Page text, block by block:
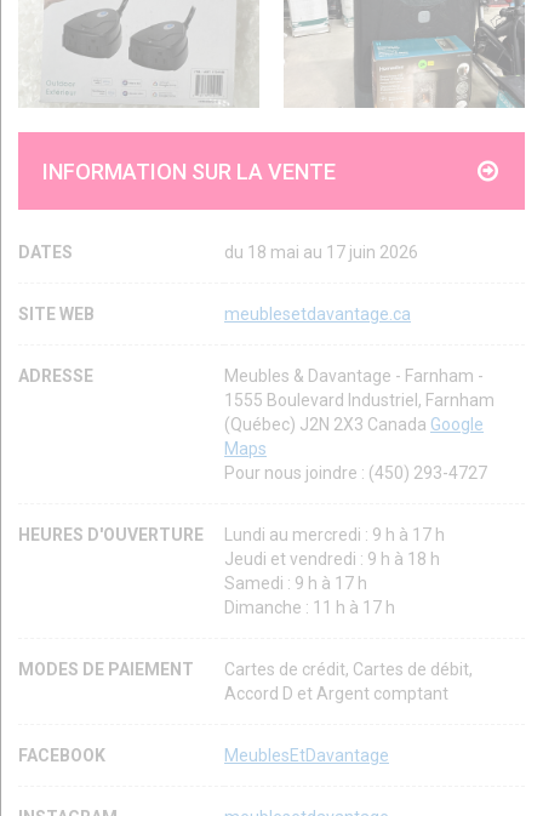
INFORMATION SUR LA VENTE
DATES du 18 mai au 17 juin 2026
SITE WEB meublesetdavantage.ca
ADRESSE
Meubles & Davantage - Farnham -
1555 Boulevard Industriel, Farnham
(Québec) J2N 2X3 Canada Google
Maps
Pour nous joindre : (450) 293-4727
HEURES D'OUVERTURE
Lundi au mercredi : 9 h à 17 h
Jeudi et vendredi : 9 h à 18 h
Samedi : 9 h à 17 h
Dimanche : 11 h à 17 h
MODES DE PAIEMENT
Cartes de crédit, Cartes de débit,
Accord D et Argent comptant
FACEBOOK MeublesEtDavantage